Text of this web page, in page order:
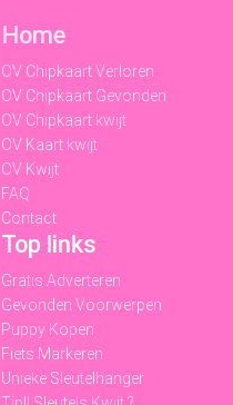
Home
OV Chipkaart Verloren
OV Chipkaart Gevonden
OV Chipkaart kwijt
OV Kaart kwijt
OV Kwijt
FAQ
Contact
Top links
Gratis Adverteren
Gevonden Voorwerpen
Puppy Kopen
Fiets Markeren
Unieke Sleutelhanger